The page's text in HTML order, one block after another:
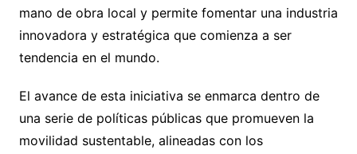
mano de obra local y permite fomentar una industria
innovadora y estratégica que comienza a ser
tendencia en el mundo.
El avance de esta iniciativa se enmarca dentro de
una serie de políticas públicas que promueven la
movilidad sustentable, alineadas con los